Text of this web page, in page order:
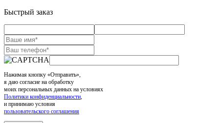
Быстрый заказ
Нажимая кнопку «Отправить»,
я даю согласие на обработку
моих персональных данных на условиях
Политики конфиденциальности
и принимаю условия
пользовательского соглашения